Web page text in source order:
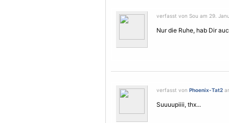
verfasst von Sou am 29.
Nur die Ruhe, hab Dir
verfasst von Phoenix-Tat2
Suuuupiiii, thx...